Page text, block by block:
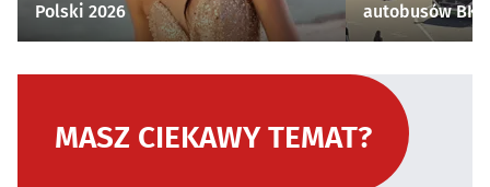
Polski 2026
autobusów
MASZ CIEKAWY TEMAT?